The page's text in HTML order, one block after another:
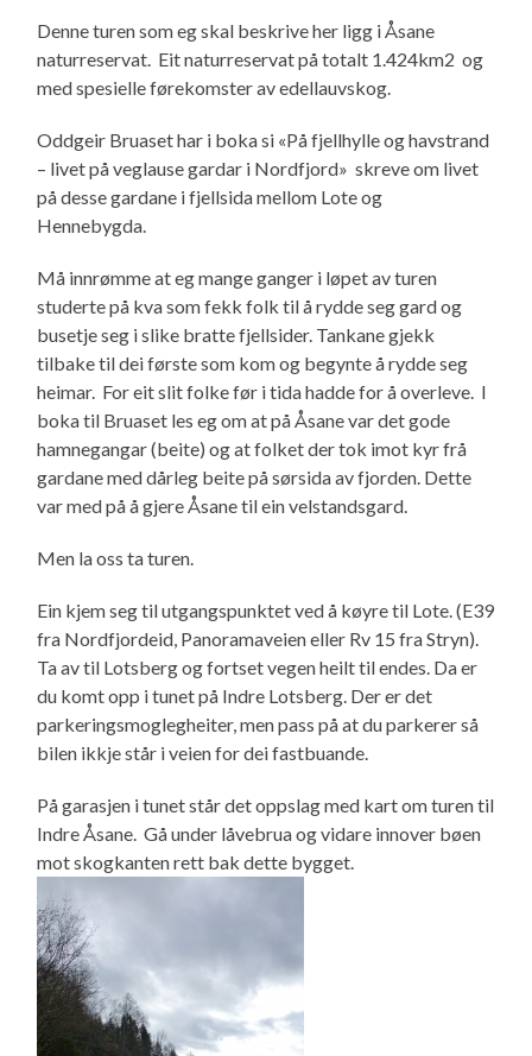
Denne turen som eg skal beskrive her ligg i Åsane
naturreservat. Eit naturreservat på totalt 1.424km2 og
med spesielle førekomster av edellauvskog.
Oddgeir Bruaset har i boka si «På fjellhylle og havstrand
– livet på veglause gardar i Nordfjord» skreve om livet
på desse gardane i fjellsida mellom Lote og
Hennebygda.
Må innrømme at eg mange ganger i løpet av turen
studerte på kva som fekk folk til å rydde seg gard og
busetje seg i slike bratte fjellsider. Tankane gjekk
tilbake til dei første som kom og begynte å rydde seg
heimar. For eit slit folke før i tida hadde for å overleve. I
boka til Bruaset les eg om at på Åsane var det gode
hamnegangar (beite) og at folket der tok imot kyr frå
gardane med dårleg beite på sørsida av fjorden. Dette
var med på å gjere Åsane til ein velstandsgard.
Men la oss ta turen.
Ein kjem seg til utgangspunktet ved å køyre til Lote. (E39
fra Nordfjordeid, Panoramaveien eller Rv 15 fra Stryn).
Ta av til Lotsberg og fortset vegen heilt til endes. Da er
du komt opp i tunet på Indre Lotsberg. Der er det
parkeringsmoglegheiter, men pass på at du parkerer så
bilen ikkje står i veien for dei fastbuande.
På garasjen i tunet står det oppslag med kart om turen til
Indre Åsane. Gå under låvebrua og vidare innover bøen
mot skogkanten rett bak dette bygget.